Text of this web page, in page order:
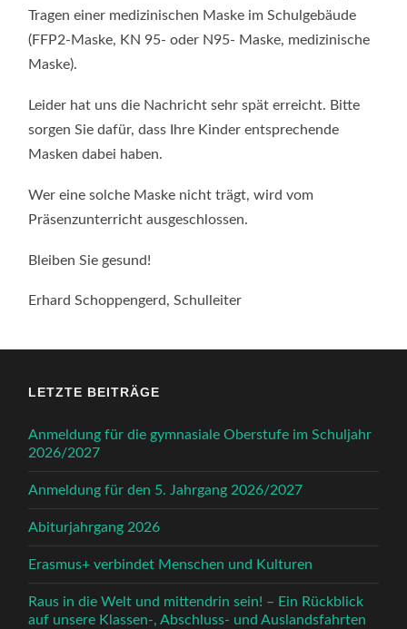
Tragen einer medizinischen Maske im Schulgebäude
(FFP2-Maske, KN 95- oder N95- Maske, medizinische
Maske).
Leider hat uns die Nachricht sehr spät erreicht. Bitte
sorgen Sie dafür, dass Ihre Kinder entsprechende
Masken dabei haben.
Wer eine solche Maske nicht trägt, wird vom
Präsenzunterricht ausgeschlossen.
Bleiben Sie gesund!
Erhard Schoppengerd, Schulleiter
LETZTE BEITRÄGE
Anmeldung für die gymnasiale Oberstufe im Schuljahr
2026/2027
Anmeldung für den 5. Jahrgang 2026/2027
Abiturjahrgang 2026
Erasmus+ verbindet Menschen und Kulturen
Raus in die Welt und mittendrin sein! – Ein Rückblick
auf unsere Klassen-, Abschluss- und Auslandsfahrten